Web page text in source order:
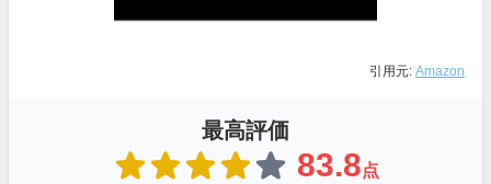
引用元: Amazon
最高評価
83.8点